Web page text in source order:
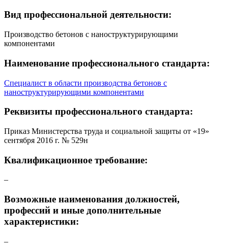
Вид профессиональной деятельности:
Производство бетонов с наноструктурирующими
компонентами
Наименование профессионального стандарта:
Специалист в области производства бетонов с
наноструктурирующими компонентами
Реквизиты профессионального стандарта:
Приказ Министерства труда и социальной защиты от «19»
сентября 2016 г. № 529н
Квалификационное требование:
–
Возможные наименования должностей,
профессий и иные дополнительные
характеристики:
–